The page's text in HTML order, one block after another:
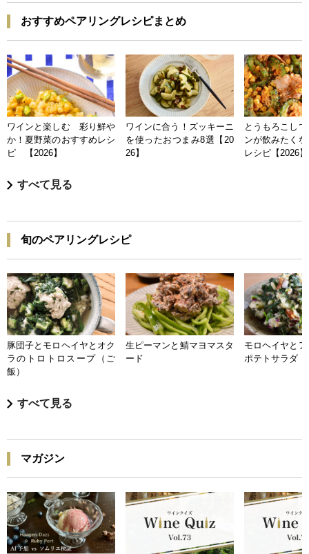
おすすめペアリングレシピまとめ
ワインと楽しむ 彩り鮮や
か！夏野菜のおすすめレシ
ピ 【2026】
ワインに合う！ズッキーニ
を使ったおつまみ8選【20
26】
とうもろこし
ンが飲みたく
レシピ【2026】
すべて見る
旬のペアリングレシピ
豚団子とモロヘイヤとオク
ラのトロトロスープ（ご
飯）
生ピーマンと鯖マヨマスタ
ード
モロヘイヤと
ポテトサラダ
すべて見る
マガジン